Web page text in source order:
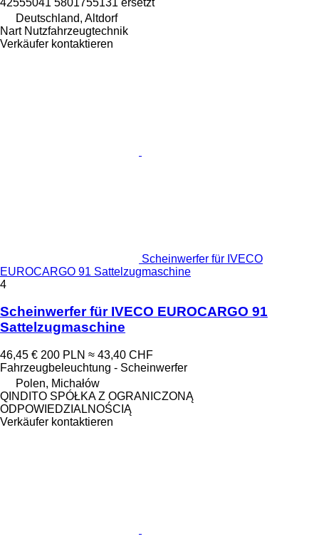
Deutschland, Altdorf
Nart Nutzfahrzeugtechnik
Verkäufer kontaktieren
Scheinwerfer für IVECO
EUROCARGO 91 Sattelzugmaschine
4
Scheinwerfer für IVECO EUROCARGO 91
Sattelzugmaschine
46,45 € 200 PLN ≈ 43,40 CHF
Fahrzeugbeleuchtung - Scheinwerfer
Polen, Michałów
QINDITO SPÓŁKA Z OGRANICZONĄ
ODPOWIEDZIALNOŚCIĄ
Verkäufer kontaktieren